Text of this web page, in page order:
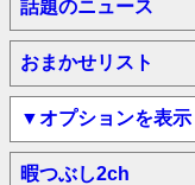
話題のニュース
おまかせリスト
▼オプションを表示
暇つぶし2ch